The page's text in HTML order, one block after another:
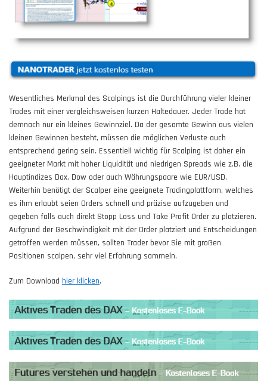
Wesentliches Merkmal des Scalpings ist die Durchführung vieler kleiner
Trades mit einer vergleichsweisen kurzen Haltedauer. Jeder Trade hat
demnach nur ein kleines Gewinnziel. Da der gesamte Gewinn aus vielen
kleinen Gewinnen besteht, müssen die möglichen Verluste auch
entsprechend gering sein. Essentiell wichtig für Scalping ist daher ein
geeigneter Markt mit hoher Liquidität und niedrigen Spreads wie z.B. die
Hauptindizes Dax, Dow oder auch Währungspaare wie EUR/USD.
Weiterhin benötigt der Scalper eine geeignete Tradingplattform, welches
es ihm erlaubt seien Orders schnell und präzise aufzugeben und
gegeben falls auch direkt Stopp Loss und Take Profit Order zu platzieren.
Aufgrund der Geschwindigkeit mit der Order platziert und Entscheidungen
getroffen werden müssen, sollten Trader bevor Sie mit großen
Positionen scalpen, sehr viel Erfahrung sammeln.
Zum Download hier klicken.